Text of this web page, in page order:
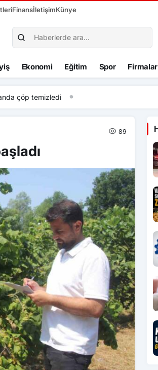
FinansİletişimKünye
Ekonomi Eğitim Spor Firmalar
çöp temizledi
89